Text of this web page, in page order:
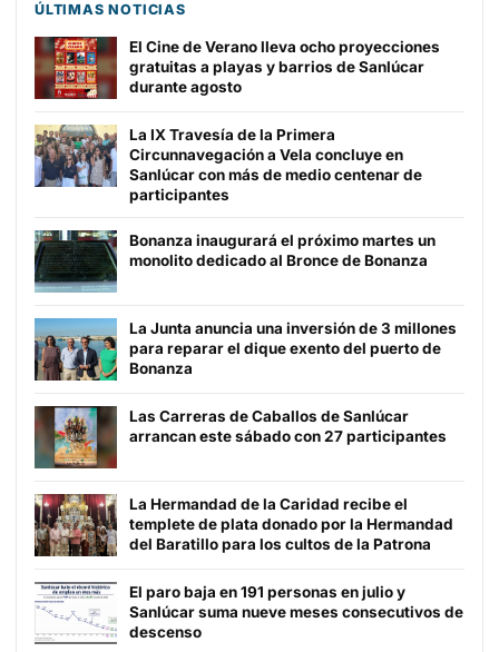
ÚLTIMAS NOTICIAS
El Cine de Verano lleva ocho proyecciones
gratuitas a playas y barrios de Sanlúcar
durante agosto
La IX Travesía de la Primera
Circunnavegación a Vela concluye en
Sanlúcar con más de medio centenar de
participantes
Bonanza inaugurará el próximo martes un
monolito dedicado al Bronce de Bonanza
La Junta anuncia una inversión de 3 millones
para reparar el dique exento del puerto de
Bonanza
Las Carreras de Caballos de Sanlúcar
arrancan este sábado con 27 participantes
La Hermandad de la Caridad recibe el
templete de plata donado por la Hermandad
del Baratillo para los cultos de la Patrona
El paro baja en 191 personas en julio y
Sanlúcar suma nueve meses consecutivos de
descenso